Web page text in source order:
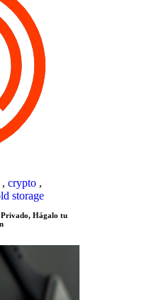
, crypto ,
storage
Hágalo tu